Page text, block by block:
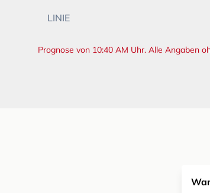
LINIE
Prognose von 10:40 AM Uhr. Alle Angaben